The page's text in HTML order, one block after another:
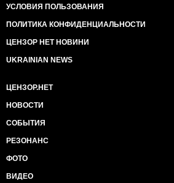
УСЛОВИЯ ПОЛЬЗОВАНИЯ
ПОЛИТИКА КОНФИДЕНЦИАЛЬНОСТИ
ЦЕНЗОР НЕТ НОВИНИ
UKRAINIAN NEWS
ЦЕНЗОР.НЕТ
НОВОСТИ
СОБЫТИЯ
РЕЗОНАНС
ФОТО
ВИДЕО